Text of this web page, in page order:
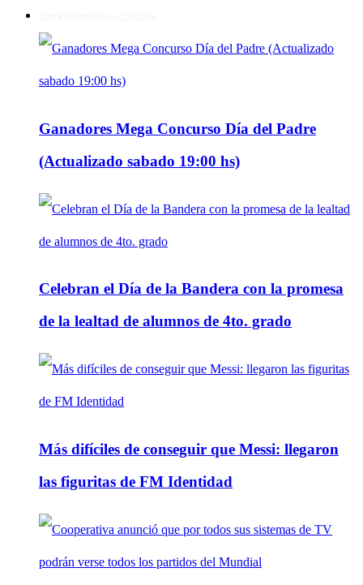
Ganadores Mega Concurso Día del Padre
(Actualizado sabado 19:00 hs)
Celebran el Día de la Bandera con la promesa
de la lealtad de alumnos de 4to. grado
Más difíciles de conseguir que Messi: llegaron
las figuritas de FM Identidad